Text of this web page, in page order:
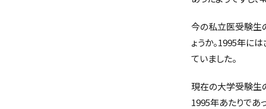
今の私立医受験生
ょうか。1995年に
ていました。
現在の大学受験生
1995年あたりであ